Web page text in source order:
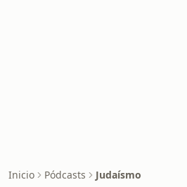
Inicio Pódcasts Judaísmo